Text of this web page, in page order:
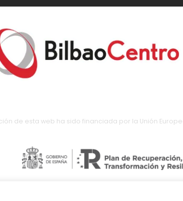
de esta web ha sido financiada por la Unión